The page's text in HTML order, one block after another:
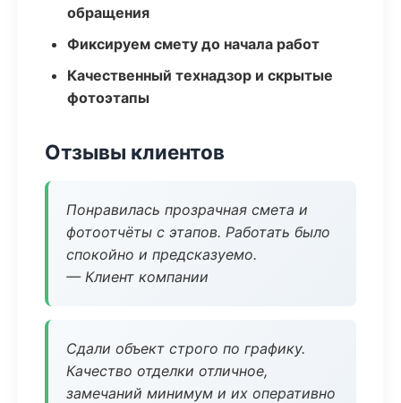
обращения
Фиксируем смету до начала работ
Качественный технадзор и скрытые
фотоэтапы
Отзывы клиентов
Понравилась прозрачная смета и
фотоотчёты с этапов. Работать было
спокойно и предсказуемо.
— Клиент компании
Сдали объект строго по графику.
Качество отделки отличное,
замечаний минимум и их оперативно